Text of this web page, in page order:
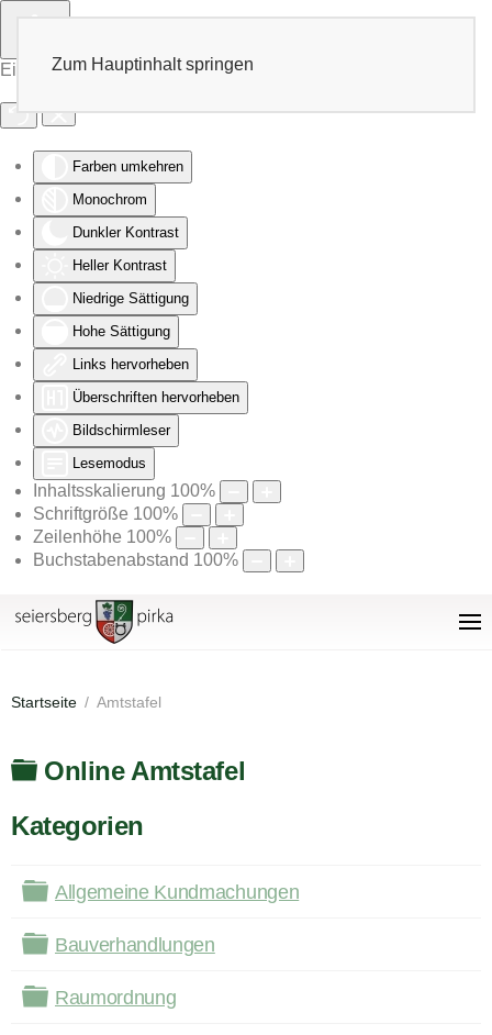
Eingabehilfen öffnen
Farben umkehren
Monochrom
Dunkler Kontrast
Heller Kontrast
Niedrige Sättigung
Hohe Sättigung
Links hervorheben
Überschriften hervorheben
Bildschirmleser
Lesemodus
Inhaltsskalierung 100%
Schriftgröße 100%
Zeilenhöhe 100%
Buchstabenabstand 100%
Zum Hauptinhalt springen
Startseite Amtstafel
Ordner
Online Amtstafel
Kategorien
Ordner
Allgemeine Kundmachungen
Ordner
Bauverhandlungen
Ordner
Raumordnung